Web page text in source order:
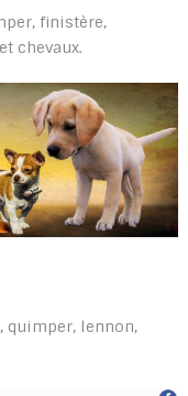
finistère,
chevaux.
, quimper, lennon,